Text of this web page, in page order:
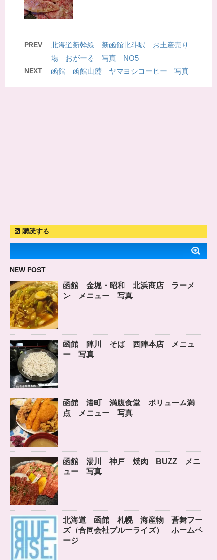
PREV
北海道新幹線 新函館北斗駅 お土産売り
場 おがーる 写真 NO5
NEXT 函館 函館山麓 ヤマヨシコーヒー 写真
購読する
NEW POST
函館 金堀・昭和 北浜商店 ラーメ
ン メニュー 写真
函館 陣川 そば 西陣本店 メニュ
ー 写真
函館 港町 満腹食堂 ボリューム満
点 メニュー 写真
函館 湯川 神戸 焼肉 BUZZ メニ
ュー 写真
北海道 函館 札幌 海産物 蒼舞フー
ズ（合同会社ブルーライズ） ホームペ
ージ